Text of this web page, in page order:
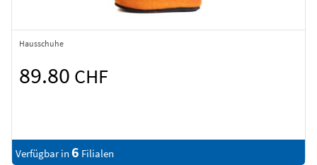
Hausschuhe
89.80 CHF
Verfügbar in 6 Filialen